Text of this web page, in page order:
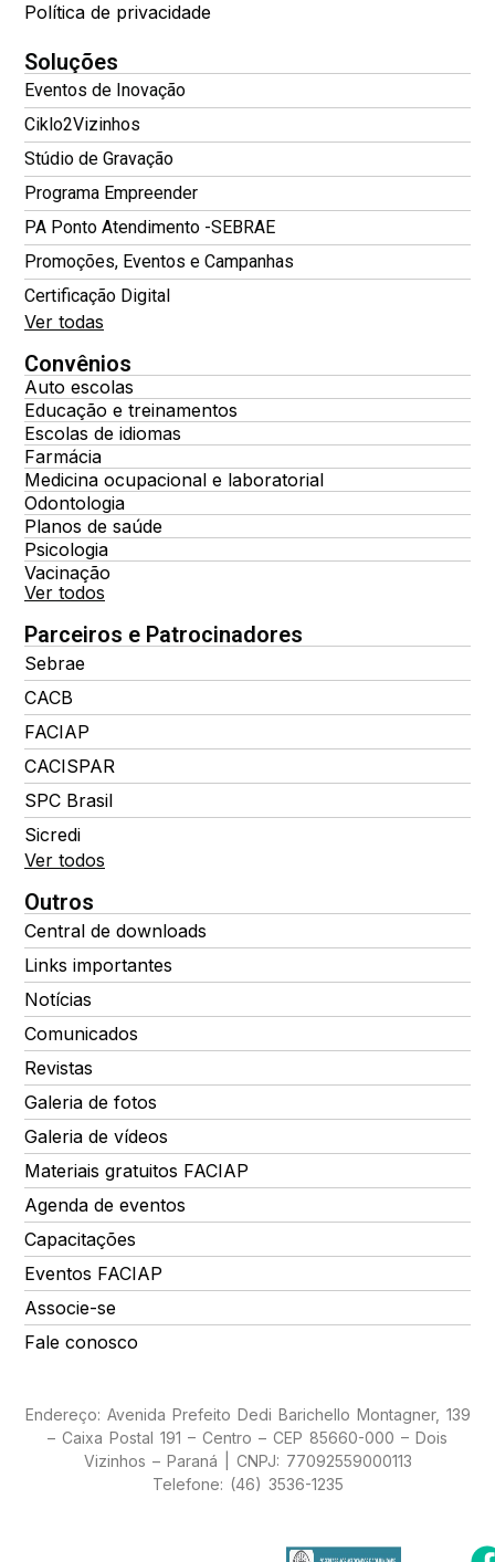
Política de privacidade
Soluções
Eventos de Inovação
Ciklo2Vizinhos
Stúdio de Gravação
Programa Empreender
PA Ponto Atendimento -SEBRAE
Promoções, Eventos e Campanhas
Certificação Digital
Ver todas
Convênios
Auto escolas
Educação e treinamentos
Escolas de idiomas
Farmácia
Medicina ocupacional e laboratorial
Odontologia
Planos de saúde
Psicologia
Vacinação
Ver todos
Parceiros e Patrocinadores
Sebrae
CACB
FACIAP
CACISPAR
SPC Brasil
Sicredi
Ver todos
Outros
Central de downloads
Links importantes
Notícias
Comunicados
Revistas
Galeria de fotos
Galeria de vídeos
Materiais gratuitos FACIAP
Agenda de eventos
Capacitações
Eventos FACIAP
Associe-se
Fale conosco
Endereço: Avenida Prefeito Dedi Barichello Montagner, 139
– Caixa Postal 191 – Centro – CEP 85660-000 – Dois
Vizinhos – Paraná | CNPJ: 77092559000113
Telefone: (46) 3536-1235